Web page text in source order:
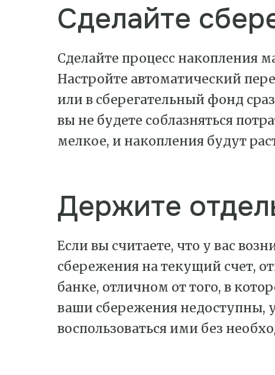
Сделайте
Сделайте процесс накопления
Настройте автоматический
или в сберегательный фонд
вы не будете соблазняться
мелкое, и накопления будут
Держите
Если вы считаете, что у вас
сбережения на текущий счет,
банке, отличном от того, в
ваши сбережения недоступны,
воспользоваться ими без